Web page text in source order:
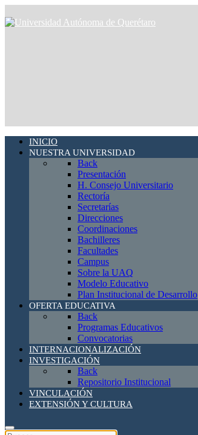
INICIO
NUESTRA UNIVERSIDAD
Back
Presentación
H. Consejo Universitario
Rectoría
Secretarías
Direcciones
Coordinaciones
Bachilleres
Facultades
Campus
Sobre la UAQ
Modelo Educativo
Plan Institucional de Desarrollo
OFERTA EDUCATIVA
Back
Programas Educativos
Convocatorias
INTERNACIONALIZACIÓN
INVESTIGACIÓN
Back
Repositorio Institucional
VINCULACIÓN
EXTENSIÓN Y CULTURA